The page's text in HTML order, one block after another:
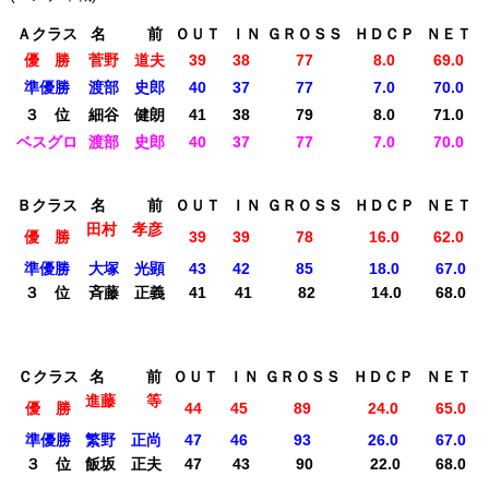
Ａクラス 名 前 ＯＵＴ ＩＮ ＧＲＯＳＳ ＨＤＣＰ
ＮＥＴ
優 勝
菅野 道夫 39 38 77 8.0
69.0
準優勝
渡部 史郎 40 37 77 7.0
70.0
３ 位
細谷 健朗 41 38 79 8.0
71.0
ベスグロ
渡部 史郎 40 37 77 7.0 70.0
Ｂクラス 名 前 ＯＵＴ ＩＮ ＧＲＯＳＳ ＨＤＣＰ
ＮＥＴ
優 勝
田村 孝彦 39 39 78 16.0
62.0
準優勝
大塚 光顕 43 42 85 18.0
67.0
３ 位
斉藤 正義 41 41 82 14.0 68.0
Ｃクラス 名 前 ＯＵＴ ＩＮ ＧＲＯＳＳ ＨＤＣＰ
ＮＥＴ
優 勝
進藤 等 44 45 89 24.0
65.0
準優勝
繁野 正尚 47 46 93 26.0
67.0
３ 位
飯坂 正夫 47 43 90 22.0 68.0